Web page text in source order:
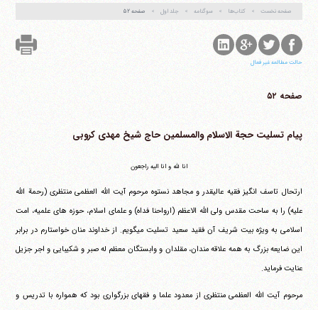
صفحه نخست
کتاب‌ها سوگنامه جلد اول صفحه ۵۲
حالت مطالعه غیر فعال
صفحه ۵۲
پیام تسلیت حجة الاسلام والمسلمین حاج شیخ مهدی کروبی
انا لله و انا الیه راجعون
ارتحال تاسف انگیز فقیه عالیقدر و مجاهد نستوه مرحوم آیت الله العظمی منتظری (رحمة الله
علیه) را به ساحت مقدس ولی الله الاعظم (ارواحنا فداه) و علمای اسلام، حوزه های علمیه، امت
اسلامی به ویژه بیت شریف آن فقید سعید تسلیت می‎گویم. از خداوند منان خواستارم در برابر
این ضایعه بزرگ به همه علاقه مندان، مقلدان و وابستگان معظم له صبر و شکیبایی و اجر جزیل
عنایت فرماید.
مرحوم آیت الله العظمی منتظری از معدود علما و فقهای بزرگواری بود که همواره با تدریس و